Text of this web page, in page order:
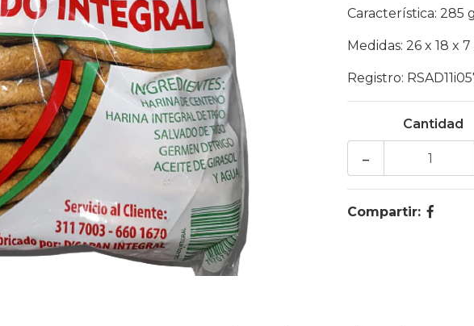
Característica: 285
Medidas: 26 x 18 x
Registro:
Cantidad
-
Compartir: